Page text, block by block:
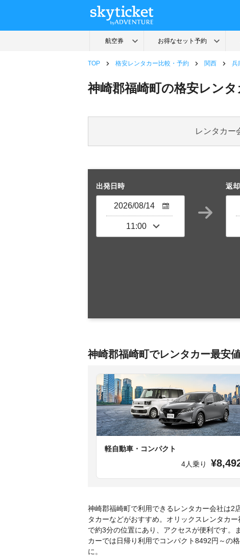
TOP 格安レンタカー比較・予約 関西 兵
神崎郡福崎町の格安レン
レンタカー
出発日時 返
神崎郡福崎町でレンタカー最安
軽自動車・コンパクト
4人乗り
神崎郡福崎町で利用できるレンタカー会社は2
タカーなどがおすすめ。オリックスレンタカ
で約3分の位置にあり、アクセスが便利です。
カーでは日帰り利用でコンパクト8492円～の
に。